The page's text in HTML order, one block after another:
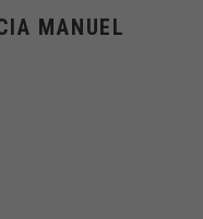
MANUEL